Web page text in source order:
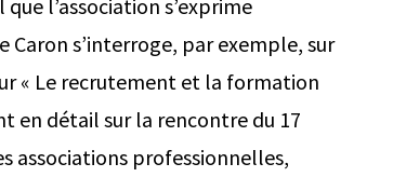
l’association s’exprime
Caron s’interroge, par exemple, sur
« Le recrutement et la formation
en détail sur la rencontre du 17
associations professionnelles,